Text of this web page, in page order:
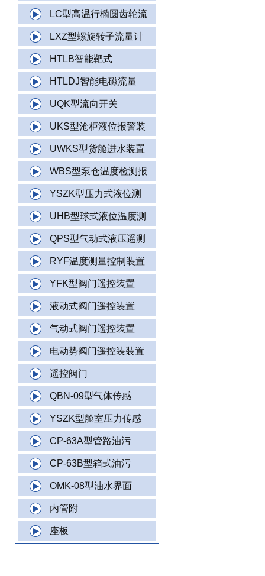
LC型高温行椭圆齿轮流
LXZ型螺旋转子流量计
HTLB智能靶式
HTLDJ智能电磁流量
UQK型流向开关
UKS型沧柜液位报警装
UWKS型货舱进水装置
WBS型泵仓温度检测报
YSZK型压力式液位测
UHB型球式液位温度测
QPS型气动式液压遥测
RYF温度测量控制装置
YFK型阀门遥控装置
液动式阀门遥控装置
气动式阀门遥控装置
电动势阀门遥控装装置
遥控阀门
QBN-09型气体传感
YSZK型舱室压力传感
CP-63A型管路油污
CP-63B型箱式油污
OMK-08型油水界面
内管附
座板